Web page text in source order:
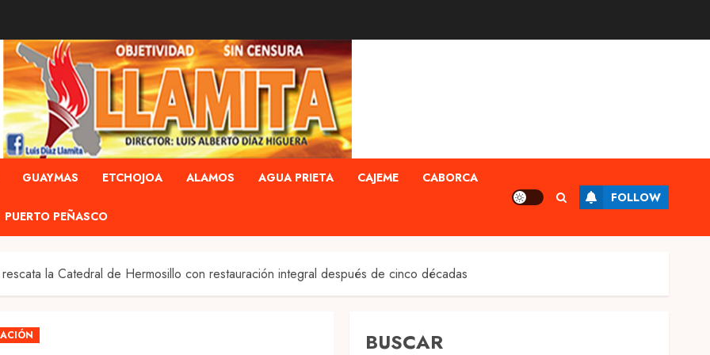
GUAYMAS ETCHOJOA ALAMOS AGUA PRIETA CAJEME CABORCA
PUERTO PEÑASCO
FOLLOW
la Catedral de Hermosillo con restauración integral después de cinco décadas
BUSCAR